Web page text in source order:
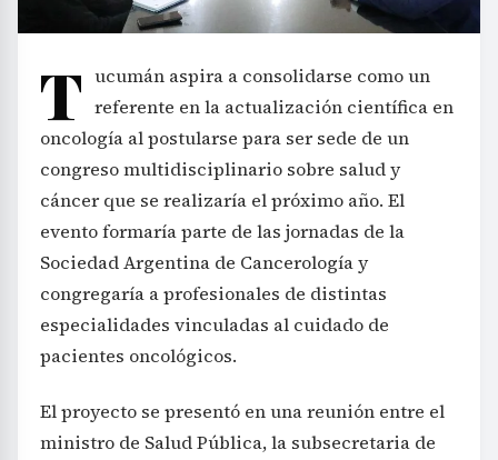
T ucumán aspira a consolidarse como un
referente en la actualización científica en
oncología al postularse para ser sede de un
congreso multidisciplinario sobre salud y
cáncer que se realizaría el próximo año. El
evento formaría parte de las jornadas de la
Sociedad Argentina de Cancerología y
congregaría a profesionales de distintas
especialidades vinculadas al cuidado de
pacientes oncológicos.
El proyecto se presentó en una reunión entre el
ministro de Salud Pública, la subsecretaria de